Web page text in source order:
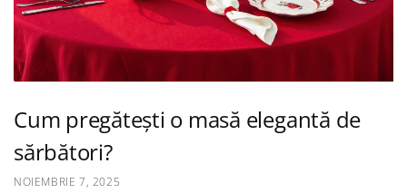
Cum pregătești o masă elegantă de
sărbători?
NOIEMBRIE 7, 2025